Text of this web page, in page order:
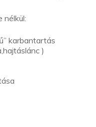
nélkül:
karbantartás
)